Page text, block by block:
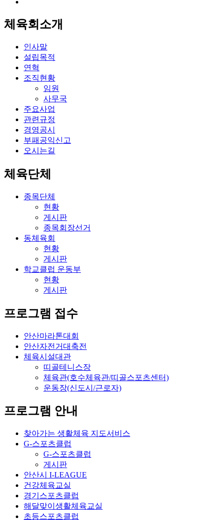
체육회소개
인사말
설립목적
연혁
조직현황
임원
사무국
주요사업
관련규정
경영공시
부패공익신고
오시는길
체육단체
종목단체
현황
게시판
종목회장선거
동체육회
현황
게시판
학교클럽 운동부
현황
게시판
프로그램 접수
안산마라톤대회
안산자전거대축전
체육시설대관
띠골테니스장
체육관(호수체육관/띠골스포츠센터)
운동장(신도시/근로자)
프로그램 안내
찾아가는 생활체육 지도서비스
G-스포츠클럽
G-스포츠클럽
게시판
안산시 I-LEAGUE
건강체육교실
경기스포츠클럽
해달맞이생활체육교실
초등스포츠클럽